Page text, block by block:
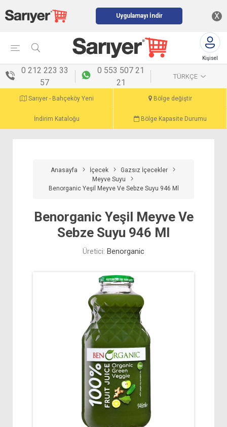
Uygulamayı İndir X
Kişisel
0 212 223 33
57
0 553 507 21
21
TÜRKÇE
Sarıyer - Bahçeköy Yeni Bölge değiştir
İndirim Kataloğu Bölge Kapasite Durumu
Anasayfa İçecek
Gazsız İçecekler
Meyve Suyu
Benorganic Yeşil Meyve Ve Sebze Suyu 946 Ml
Benorganic Yeşil Meyve Ve
Sebze Suyu 946 Ml
Üretici: Benorganic